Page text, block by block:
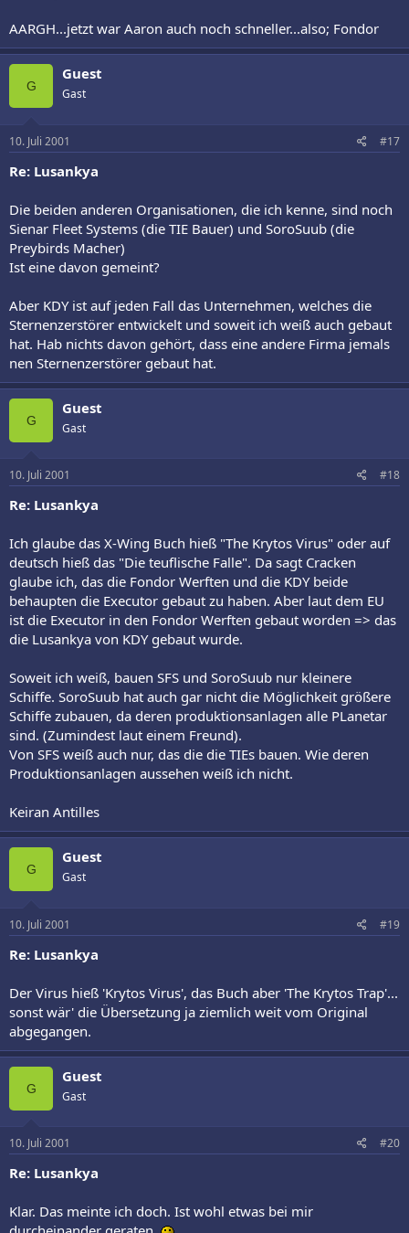
AARGH...jetzt war Aaron auch noch schneller...also; Fondor
G
Guest
Gast
10. Juli 2001 #17
Re: Lusankya
Die beiden anderen Organisationen, die ich kenne, sind noch
Sienar Fleet Systems (die TIE Bauer) und SoroSuub (die
Preybirds Macher)
Ist eine davon gemeint?
Aber KDY ist auf jeden Fall das Unternehmen, welches die
Sternenzerstörer entwickelt und soweit ich weiß auch gebaut
hat. Hab nichts davon gehört, dass eine andere Firma jemals
nen Sternenzerstörer gebaut hat.
G
Guest
Gast
10. Juli 2001 #18
Re: Lusankya
Ich glaube das X-Wing Buch hieß "The Krytos Virus" oder auf
deutsch hieß das "Die teuflische Falle". Da sagt Cracken
glaube ich, das die Fondor Werften und die KDY beide
behaupten die Executor gebaut zu haben. Aber laut dem EU
ist die Executor in den Fondor Werften gebaut worden => das
die Lusankya von KDY gebaut wurde.
Soweit ich weiß, bauen SFS und SoroSuub nur kleinere
Schiffe. SoroSuub hat auch gar nicht die Möglichkeit größere
Schiffe zubauen, da deren produktionsanlagen alle PLanetar
sind. (Zumindest laut einem Freund).
Von SFS weiß auch nur, das die die TIEs bauen. Wie deren
Produktionsanlagen aussehen weiß ich nicht.
Keiran Antilles
G
Guest
Gast
10. Juli 2001 #19
Re: Lusankya
Der Virus hieß 'Krytos Virus', das Buch aber 'The Krytos Trap'...
sonst wär' die Übersetzung ja ziemlich weit vom Original
abgegangen.
G
Guest
Gast
10. Juli 2001 #20
Re: Lusankya
Klar. Das meinte ich doch. Ist wohl etwas bei mir